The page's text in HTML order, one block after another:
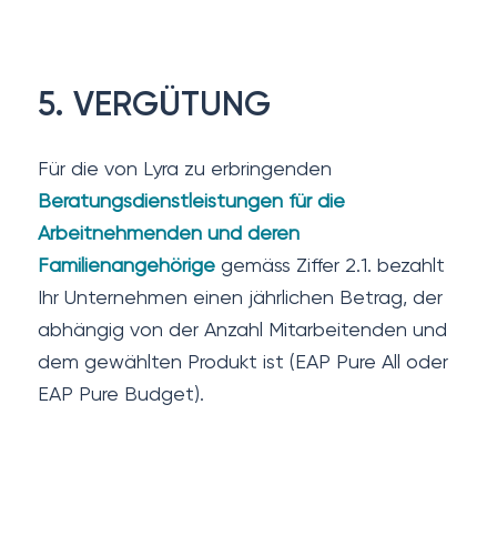
5. VERGÜTUNG
Für die von Lyra zu erbringenden
Beratungsdienstleistungen für die
Arbeitnehmenden und deren
Familienangehörigegemäss Ziffer 2.1. bezahlt
Ihr Unternehmen einen jährlichen Betrag, der
abhängig von der Anzahl Mitarbeitenden und
dem gewählten Produkt ist (EAP Pure All oder
EAP Pure Budget).